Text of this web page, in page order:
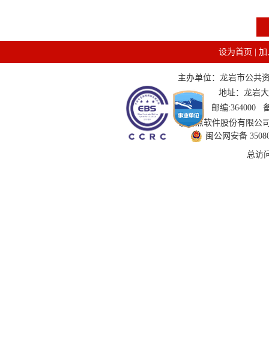
设为首页 加
主办单位：龙岩市公共
地址：龙岩
邮编:364000
技术支持：国泰新点软件股份有限
闽公网安备
总访